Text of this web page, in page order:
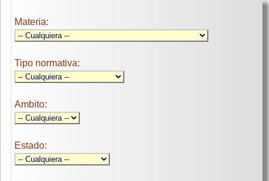
Materia:
Tipo normativa:
Ambito:
Estado: